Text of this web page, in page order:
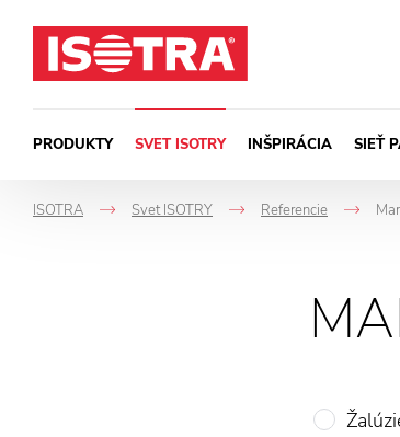
PRODUKTY SVET ISOTRY INŠPIRÁCIA SIEŤ
ISOTRA
->
Svet ISOTRY
->
Referencie